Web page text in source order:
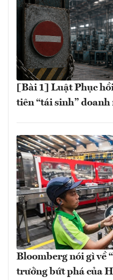
[Bài 1] Luật Phục
tiên “tái sinh” doanh
Bloomberg nói gì về
trưởng bứt phá của